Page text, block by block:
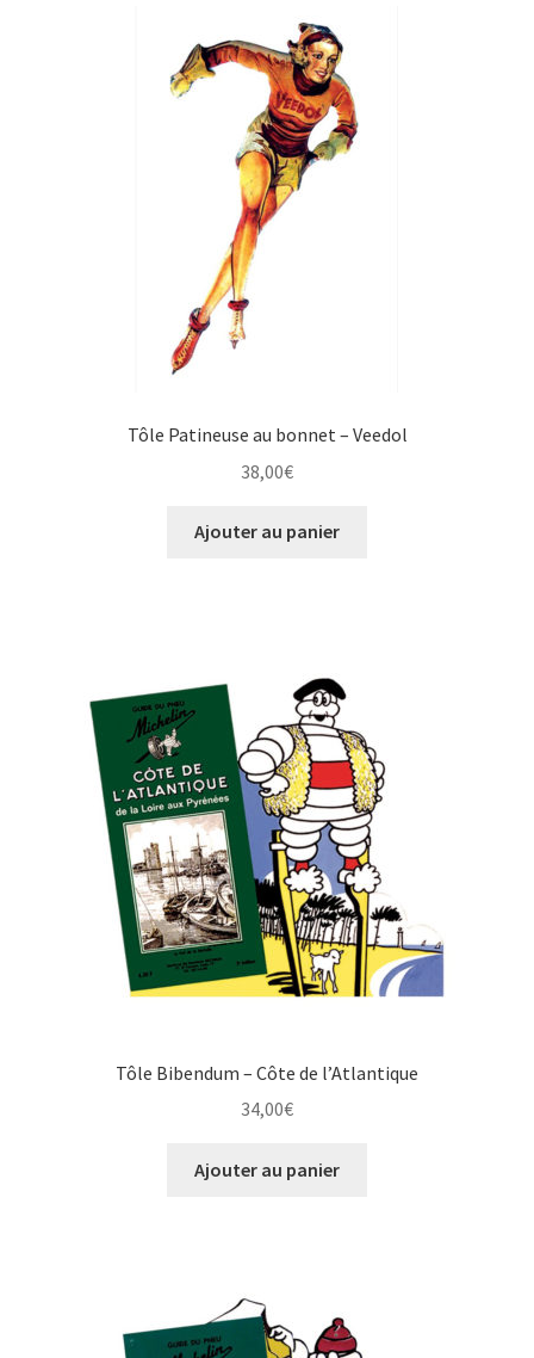
Tôle Patineuse au bonnet – Veedol
38,00€
Ajouter au panier
Tôle Bibendum – Côte de l’Atlantique
34,00€
Ajouter au panier